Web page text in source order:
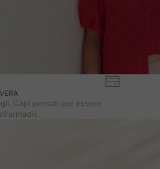
Capi pensati per essere